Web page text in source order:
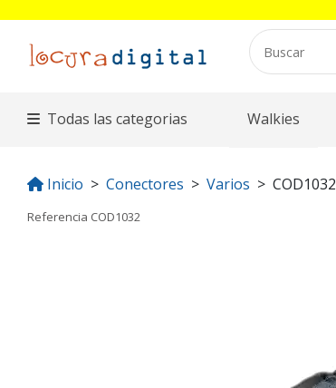
Todas las categorias Walkies
Inicio Conectores Varios COD1032
Referencia COD1032